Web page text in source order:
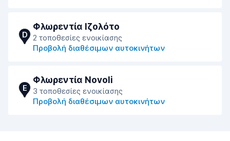
D
Φλωρεντία Ιζολότο
2 τοποθεσίες ενοικίασης
Προβολή διαθέσιμων αυτοκινήτων
E
Φλωρεντία Novoli
3 τοποθεσίες ενοικίασης
Προβολή διαθέσιμων αυτοκινήτων